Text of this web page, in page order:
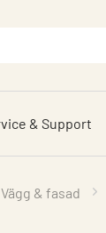
& Support
Vägg & fasad